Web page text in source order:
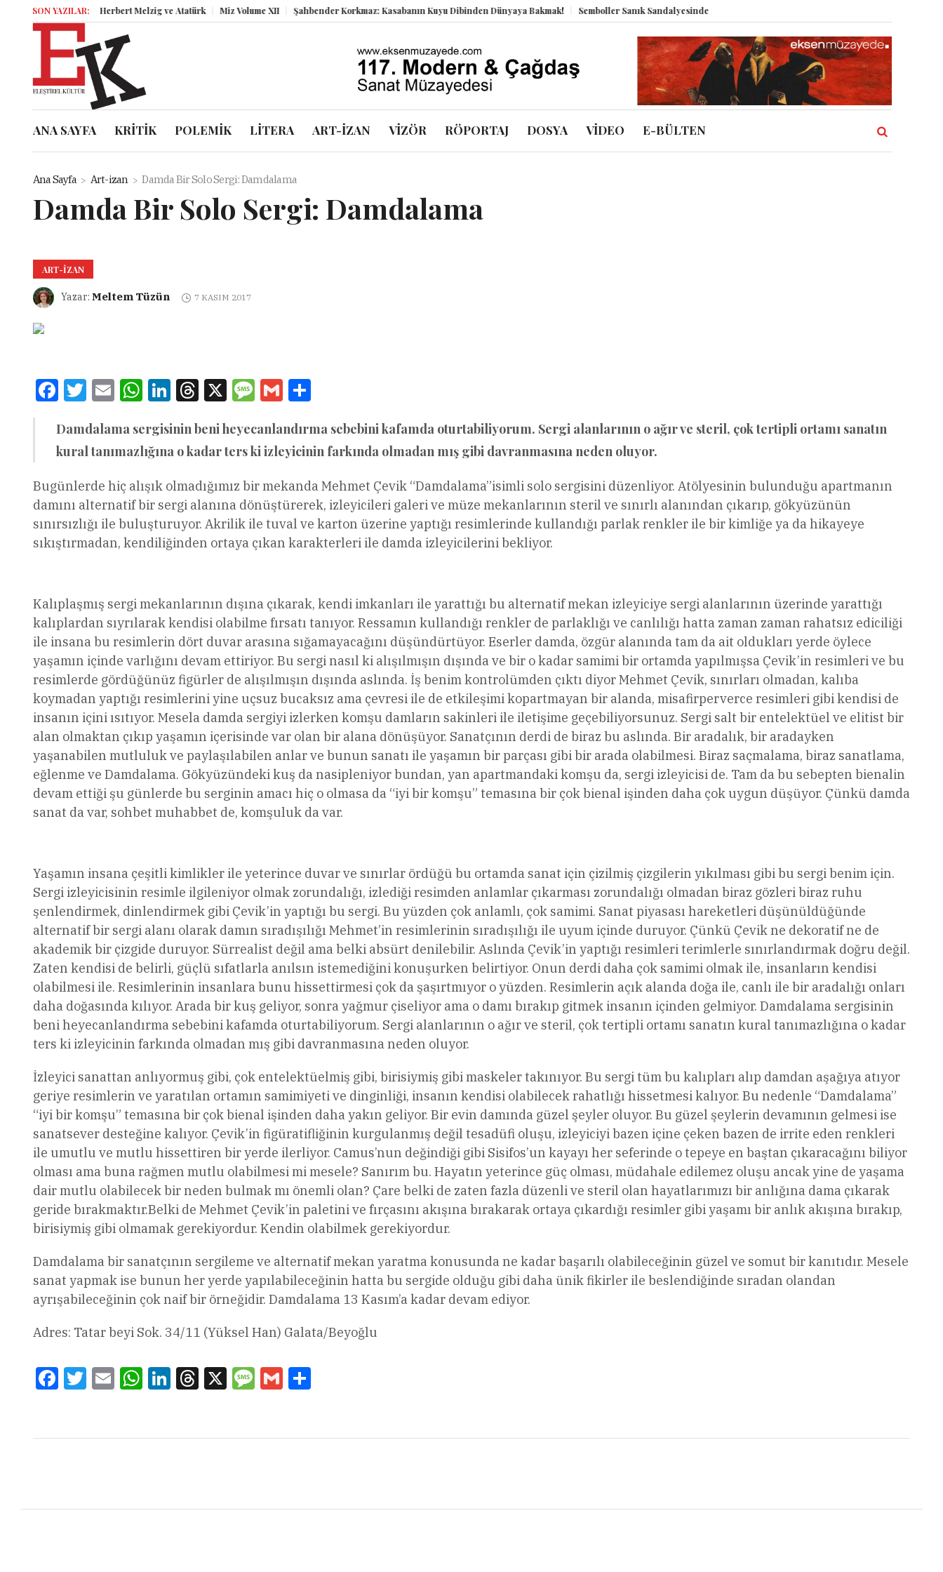
SON YAZILAR:Herbert Melzig ve Atatürk Miz Volume XII Şahbender Korkmaz: Kasabanın Kuyu Dibinden Dünyaya Bakmak! Semboller Sanık Sandalyesinde: Epstein vakası kadim tanrıları nasıl komplo kanıtına
ANA SAYFA KRİTİK POLEMİK LİTERA ART-İZAN VİZÖR RÖPORTAJ DOSYA VİDEO E-BÜLTEN
Ana Sayfa Art-izan Damda Bir Solo Sergi: Damdalama
Damda Bir Solo Sergi: Damdalama
ART-IZAN
Yazar: Meltem Tüzün 7 KASIM 2017
FacebookTwitterEmail WhatsAppLinkedInThreads
X Message
Gmail
Damdalama sergisinin beni heyecanlandırma sebebini kafamda oturtabiliyorum. Sergi alanlarının o ağır ve steril, çok tertipli ortamı sanatın
kural tanımazlığına o kadar ters ki izleyicinin farkında olmadan mış gibi davranmasına neden oluyor.
Bugünlerde hiç alışık olmadığımız bir mekanda Mehmet Çevik “Damdalama”isimli solo sergisini düzenliyor. Atölyesinin bulunduğu apartmanın
damını alternatif bir sergi alanına dönüştürerek, izleyicileri galeri ve müze mekanlarının steril ve sınırlı alanından çıkarıp, gökyüzünün
sınırsızlığı ile buluşturuyor. Akrilik ile tuval ve karton üzerine yaptığı resimlerinde kullandığı parlak renkler ile bir kimliğe ya da hikayeye
sıkıştırmadan, kendiliğinden ortaya çıkan karakterleri ile damda izleyicilerini bekliyor.
Kalıplaşmış sergi mekanlarının dışına çıkarak, kendi imkanları ile yarattığı bu alternatif mekan izleyiciye sergi alanlarının üzerinde yarattığı
kalıplardan sıyrılarak kendisi olabilme fırsatı tanıyor. Ressamın kullandığı renkler de parlaklığı ve canlılığı hatta zaman zaman rahatsız ediciliği
ile insana bu resimlerin dört duvar arasına sığamayacağını düşündürtüyor. Eserler damda, özgür alanında tam da ait oldukları yerde öylece
yaşamın içinde varlığını devam ettiriyor. Bu sergi nasıl ki alışılmışın dışında ve bir o kadar samimi bir ortamda yapılmışsa Çevik’in resimleri ve bu
resimlerde gördüğünüz figürler de alışılmışın dışında aslında. İş benim kontrolümden çıktı diyor Mehmet Çevik, sınırları olmadan, kalıba
koymadan yaptığı resimlerini yine uçsuz bucaksız ama çevresi ile de etkileşimi kopartmayan bir alanda, misafirperverce resimleri gibi kendisi de
insanın içini ısıtıyor. Mesela damda sergiyi izlerken komşu damların sakinleri ile iletişime geçebiliyorsunuz. Sergi salt bir entelektüel ve elitist bir
alan olmaktan çıkıp yaşamın içerisinde var olan bir alana dönüşüyor. Sanatçının derdi de biraz bu aslında. Bir aradalık, bir aradayken
yaşanabilen mutluluk ve paylaşılabilen anlar ve bunun sanatı ile yaşamın bir parçası gibi bir arada olabilmesi. Biraz saçmalama, biraz sanatlama,
eğlenme ve Damdalama. Gökyüzündeki kuş da nasipleniyor bundan, yan apartmandaki komşu da, sergi izleyicisi de. Tam da bu sebepten bienalin
devam ettiği şu günlerde bu serginin amacı hiç o olmasa da “iyi bir komşu” temasına bir çok bienal işinden daha çok uygun düşüyor. Çünkü damda
sanat da var, sohbet muhabbet de, komşuluk da var.
Yaşamın insana çeşitli kimlikler ile yeterince duvar ve sınırlar ördüğü bu ortamda sanat için çizilmiş çizgilerin yıkılması gibi bu sergi benim için.
Sergi izleyicisinin resimle ilgileniyor olmak zorundalığı, izlediği resimden anlamlar çıkarması zorundalığı olmadan biraz gözleri biraz ruhu
şenlendirmek, dinlendirmek gibi Çevik’in yaptığı bu sergi. Bu yüzden çok anlamlı, çok samimi. Sanat piyasası hareketleri düşünüldüğünde
alternatif bir sergi alanı olarak damın sıradışılığı Mehmet’in resimlerinin sıradışılığı ile uyum içinde duruyor. Çünkü Çevik ne dekoratif ne de
akademik bir çizgide duruyor. Sürrealist değil ama belki absürt denilebilir. Aslında Çevik’in yaptığı resimleri terimlerle sınırlandırmak doğru değil.
Zaten kendisi de belirli, güçlü sıfatlarla anılsın istemediğini konuşurken belirtiyor. Onun derdi daha çok samimi olmak ile, insanların kendisi
olabilmesi ile. Resimlerinin insanlara bunu hissettirmesi çok da şaşırtmıyor o yüzden. Resimlerin açık alanda doğa ile, canlı ile bir aradalığı onları
daha doğasında kılıyor. Arada bir kuş geliyor, sonra yağmur çiseliyor ama o damı bırakıp gitmek insanın içinden gelmiyor. Damdalama sergisinin
beni heyecanlandırma sebebini kafamda oturtabiliyorum. Sergi alanlarının o ağır ve steril, çok tertipli ortamı sanatın kural tanımazlığına o kadar
ters ki izleyicinin farkında olmadan mış gibi davranmasına neden oluyor.
İzleyici sanattan anlıyormuş gibi, çok entelektüelmiş gibi, birisiymiş gibi maskeler takınıyor. Bu sergi tüm bu kalıpları alıp damdan aşağıya atıyor
geriye resimlerin ve yaratılan ortamın samimiyeti ve dinginliği, insanın kendisi olabilecek rahatlığı hissetmesi kalıyor. Bu nedenle “Damdalama”
“iyi bir komşu” temasına bir çok bienal işinden daha yakın geliyor. Bir evin damında güzel şeyler oluyor. Bu güzel şeylerin devamının gelmesi ise
sanatsever desteğine kalıyor. Çevik’in figüratifliğinin kurgulanmış değil tesadüfi oluşu, izleyiciyi bazen içine çeken bazen de irrite eden renkleri
ile umutlu ve mutlu hissettiren bir yerde ilerliyor. Camus’nun değindiği gibi Sisifos’un kayayı her seferinde o tepeye en baştan çıkaracağını biliyor
olması ama buna rağmen mutlu olabilmesi mi mesele? Sanırım bu. Hayatın yeterince güç olması, müdahale edilemez oluşu ancak yine de yaşama
dair mutlu olabilecek bir neden bulmak mı önemli olan? Çare belki de zaten fazla düzenli ve steril olan hayatlarımızı bir anlığına dama çıkarak
geride bırakmaktır.Belki de Mehmet Çevik’in paletini ve fırçasını akışına bırakarak ortaya çıkardığı resimler gibi yaşamı bir anlık akışına bırakıp,
birisiymiş gibi olmamak gerekiyordur. Kendin olabilmek gerekiyordur.
Damdalama bir sanatçının sergileme ve alternatif mekan yaratma konusunda ne kadar başarılı olabileceğinin güzel ve somut bir kanıtıdır. Mesele
sanat yapmak ise bunun her yerde yapılabileceğinin hatta bu sergide olduğu gibi daha ünik fikirler ile beslendiğinde sıradan olandan
ayrışabileceğinin çok naif bir örneğidir. Damdalama 13 Kasım’a kadar devam ediyor.
Adres: Tatar beyi Sok. 34/11 (Yüksel Han) Galata/Beyoğlu
FacebookTwitterEmail WhatsAppLinkedInThreads
X Message
Gmail